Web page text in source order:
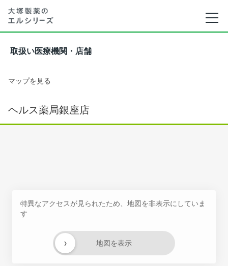
取扱い医療機関・店舗
マップを見る
ヘルス薬局銀座店
特異なアクセスが見られたため、地図を非表示にしていま
す
地図を表示
›